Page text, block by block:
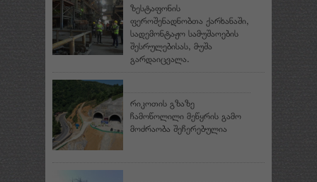
ზესტაფონის
ფეროშენადნობთა ქარხანაში,
სადემონტაჟო სამუშაოების
შესრულებისას, მუშა
გარდაიცვალა.
რიკოთის გზაზე
ჩამოწოლილი მეწყრის გამო
მოძრაობა შეჩერებულია